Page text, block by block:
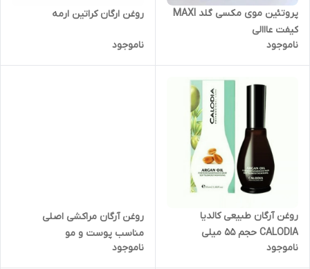
پروتئین موی مکسی گلد MAXI
کیفت عااالی
ناموجود
روغن ارگان کراتین ارمه
ناموجود
روغن آرگان طبیعی کالدیا
CALODIA حجم 55 میلی
ناموجود
روغن آرگان مراکشی اصلی
مناسب پوست و مو
ناموجود